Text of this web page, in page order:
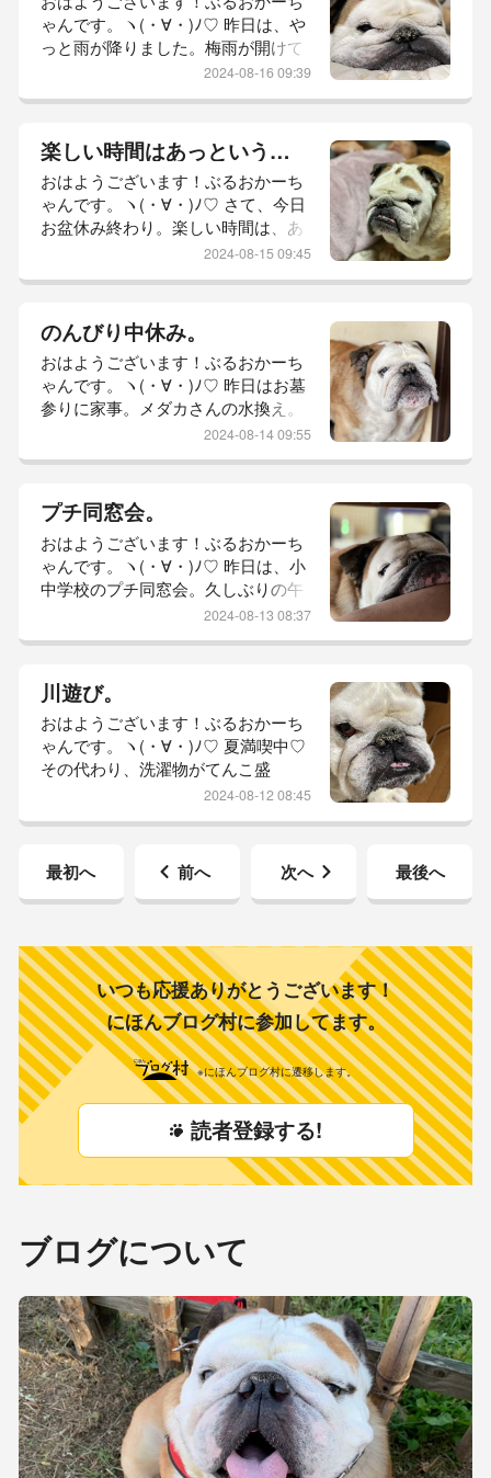
たか？と、一人ニヤニヤ。母上を連
れて買い物に出かけ帰ってきてもこ
の場所。ぶるおくん、相変わらずエ
コな生活...
ゃんです。ヽ(・∀・)ﾉ♡ 昨日は、や
っと雨が降りました。梅雨が開けて
から初めてかも？夕方少し降っただ
ず買い物したりくらいに過ごすぶる
お家ですが…夕方、親方さまからお
食事のお誘い。行きます！と、二つ
返事で。笑ぼけーっと雨の中メダカ
見とったかーちゃん。ずぶ濡れ。と
ーちゃんに早よ用意して！と、めち
ゃくちゃ...
2024-08-16 09:39
楽しい時間はあっという間。
おはようございます！ぶるおかーち
ゃんです。ヽ(・∀・)ﾉ♡ さて、今日
お盆休み終わり。楽しい時間は、あ
っという間に過ぎましたねぇ。朝か
だか！の、ギャン吠えで起こされま
した。笑メダカさんにミジンコをあ
げて外で追いかける姿を眺めていた
のですがその間に、母上がデイサー
ビスに行ってしまったようです。お
らん！あれ？どこ行った！？と、探
し回って...
2024-08-15 09:45
のんびり中休み。
おはようございます！ぶるおかーち
ゃんです。ヽ(・∀・)ﾉ♡ 昨日はお墓
参りに家事。メダカさんの水換え。
まだ疲れ取れないw午前中は、母上
ったけどすでに暑い！！(—＿—)と
ーちゃんと二人汗だく。汗だくで帰
って来ると、坊っちゃんの部屋涼し
いー！！！アイス食べて、体を冷や
してるとぶーくんがボクも食べま
す。すみません。ぶーくんはこれ食
べられな...
2024-08-14 09:55
プチ同窓会。
おはようございます！ぶるおかーち
ゃんです。ヽ(・∀・)ﾉ♡ 昨日は、小
中学校のプチ同窓会。久しぶりの午
前様。眠てぇ。笑出かける労力のた
￣∇￣#）・・・友達の家でする予定
が人数が増え過ぎて近所の会館を借
りてスタートw一昨日、BBQしたば
かりのかーちゃん。道具は山ほどあ
りまっせーな、状態。一人設置も余
裕。それだけで満足して、もう動か
ん！...
2024-08-13 08:37
川遊び。
おはようございます！ぶるおかーち
ゃんです。ヽ(・∀・)ﾉ♡ 夏満喫中♡
その代わり、洗濯物がてんこ盛
り。・・・（#￣∇￣#）・・・朝ご
け。夏はBBQでしょ♡（しょっちゅ
うしてる気もしますが…）初泳ぎも
しました♡毎年恒例のBBQに今年は
いた子供たちもすっかり打ち解けて
楽しそうに遊んでいました♡川で体
が冷え...
2024-08-12 08:45
最初へ 前へ 次へ 最後へ
いつも応援ありがとうございます！
にほんブログ村に参加してます。
※にほんブログ村に遷移します。
読者登録する!
ブログについて